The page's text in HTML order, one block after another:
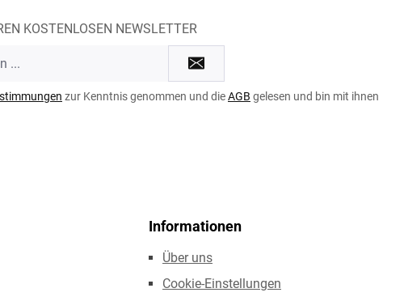
KOSTENLOSEN NEWSLETTER
zur Kenntnis genommen und dieAGB gelesen und bin mit ihnen
Informationen
Über uns
Cookie-Einstellungen